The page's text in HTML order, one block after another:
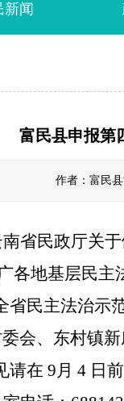
新闻
富民县申报第
作者：富民
省民政厅关
各地基层民
省民主法治示
会、东村镇
请在 9月 4 日前